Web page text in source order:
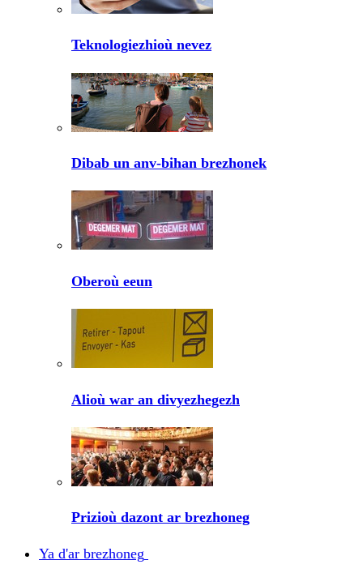
Teknologiezhioù nevez
Dibab un anv-bihan brezhonek
Oberoù eeun
Alioù war an divyezhegezh
Prizioù dazont ar brezhoneg
Ya d'ar brezhoneg